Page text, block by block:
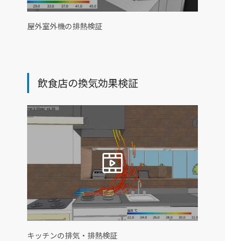
屋外室外機の排熱検証
飲食店の換気効果検証
キッチンの排気・排熱検証